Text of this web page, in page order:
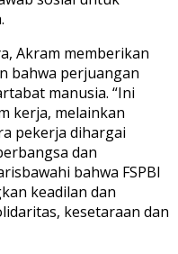
Akram memberikan
bahwa perjuangan
manusia. “Ini
kerja, melainkan
pekerja dihargai
dan
bahwa FSPBI
keadilan dan
kesetaraan dan